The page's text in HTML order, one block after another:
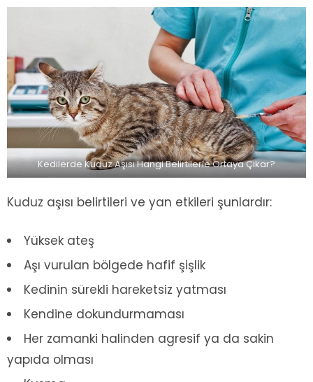
Kedilerde Kuduz Aşısı Hangi Belirtilerle Ortaya Çıkar?
Kuduz aşısı belirtileri ve yan etkileri şunlardır:
Yüksek ateş
Aşı vurulan bölgede hafif şişlik
Kedinin sürekli hareketsiz yatması
Kendine dokundurmaması
Her zamanki halinden agresif ya da sakin
yapıda olması